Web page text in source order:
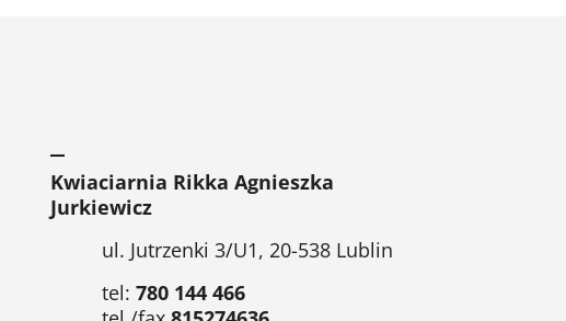
Kwiaciarnia Rikka Agnieszka
Jurkiewicz
ul. Jutrzenki 3/U1, 20-538 Lublin
tel:780 144 466